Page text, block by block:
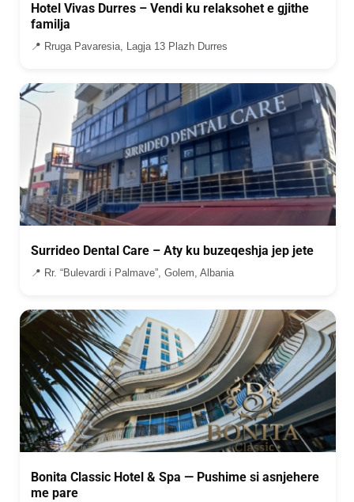
Hotel Vivas Durres – Vendi ku relaksohet e gjithe
familja
📍 Rruga Pavaresia, Lagja 13 Plazh Durres
Surrideo Dental Care – Aty ku buzeqeshja jep jete
📍 Rr. “Bulevardi i Palmave”, Golem, Albania
Bonita Classic Hotel & Spa — Pushime si asnjehere
me pare